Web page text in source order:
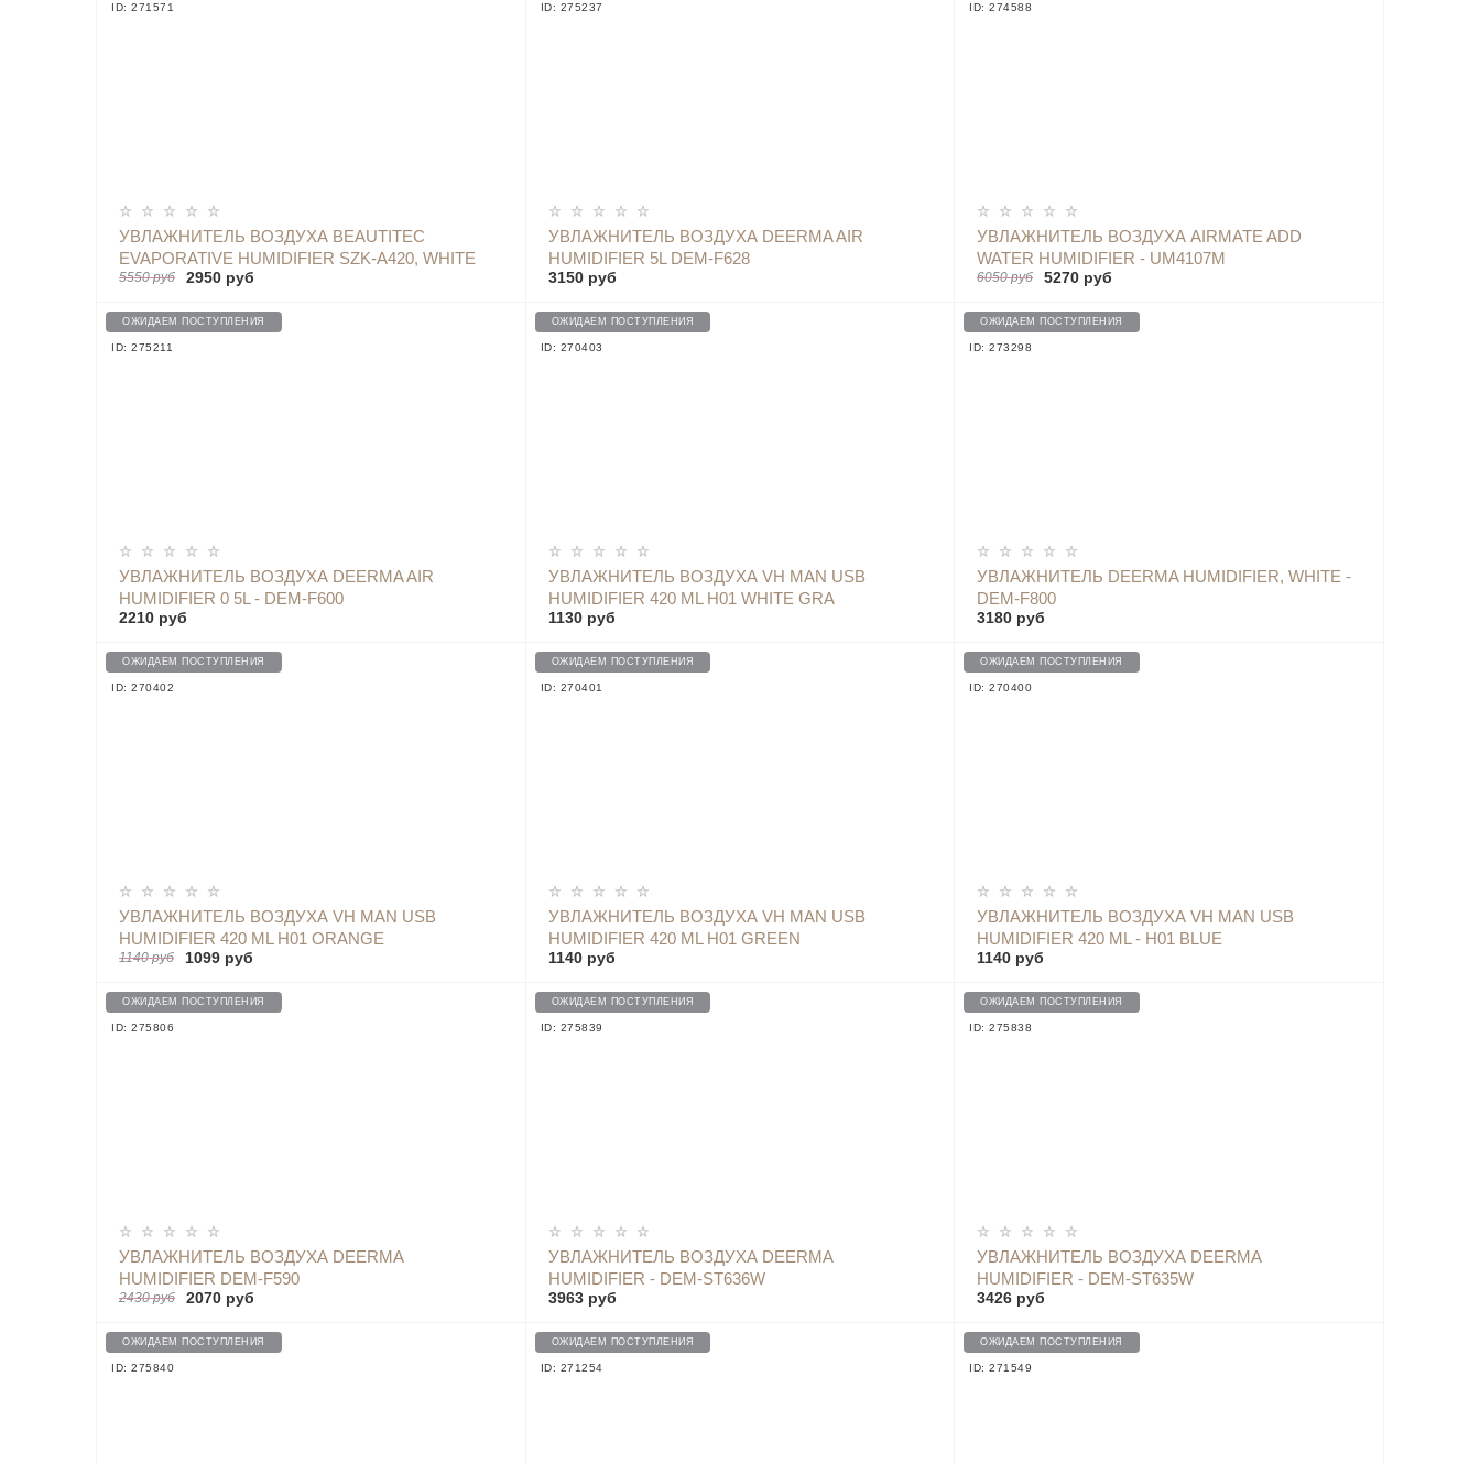
ID: 271571
УВЛАЖНИТЕЛЬ ВОЗДУХА BEAUTITEC
EVAPORATIVE HUMIDIFIER SZK-A420, WHITE
5550 руб 2950 руб
ID: 275237
УВЛАЖНИТЕЛЬ ВОЗДУХА DEERMA AIR
HUMIDIFIER 5L DEM-F628
3150 руб
ID: 274588
УВЛАЖНИТЕЛЬ ВОЗДУХА AIRMATE ADD
WATER HUMIDIFIER - UM4107M
6050 руб 5270 руб
ОЖИДАЕМ ПОСТУПЛЕНИЯ
ID: 275211
УВЛАЖНИТЕЛЬ ВОЗДУХА DEERMA AIR
HUMIDIFIER 0 5L - DEM-F600
2210 руб
ОЖИДАЕМ ПОСТУПЛЕНИЯ
ID: 270403
УВЛАЖНИТЕЛЬ ВОЗДУХА VH MAN USB
HUMIDIFIER 420 ML H01 WHITE GRA
1130 руб
ОЖИДАЕМ ПОСТУПЛЕНИЯ
ID: 273298
УВЛАЖНИТЕЛЬ DEERMA HUMIDIFIER, WHITE -
DEM-F800
3180 руб
ОЖИДАЕМ ПОСТУПЛЕНИЯ
ID: 270402
УВЛАЖНИТЕЛЬ ВОЗДУХА VH MAN USB
HUMIDIFIER 420 ML H01 ORANGE
1140 руб 1099 руб
ОЖИДАЕМ ПОСТУПЛЕНИЯ
ID: 270401
УВЛАЖНИТЕЛЬ ВОЗДУХА VH MAN USB
HUMIDIFIER 420 ML H01 GREEN
1140 руб
ОЖИДАЕМ ПОСТУПЛЕНИЯ
ID: 270400
УВЛАЖНИТЕЛЬ ВОЗДУХА VH MAN USB
HUMIDIFIER 420 ML - H01 BLUE
1140 руб
ОЖИДАЕМ ПОСТУПЛЕНИЯ
ID: 275806
УВЛАЖНИТЕЛЬ ВОЗДУХА DEERMA
HUMIDIFIER DEM-F590
2430 руб 2070 руб
ОЖИДАЕМ ПОСТУПЛЕНИЯ
ID: 275839
УВЛАЖНИТЕЛЬ ВОЗДУХА DEERMA
HUMIDIFIER - DEM-ST636W
3963 руб
ОЖИДАЕМ ПОСТУПЛЕНИЯ
ID: 275838
УВЛАЖНИТЕЛЬ ВОЗДУХА DEERMA
HUMIDIFIER - DEM-ST635W
3426 руб
ОЖИДАЕМ ПОСТУПЛЕНИЯ
ID: 275840
ОЖИДАЕМ ПОСТУПЛЕНИЯ
ID: 271254
ОЖИДАЕМ ПОСТУПЛЕНИЯ
ID: 271549